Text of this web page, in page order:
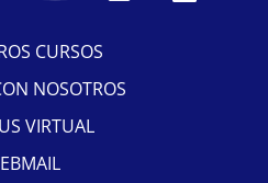
CURSOS
NOSOTROS
VIRTUAL